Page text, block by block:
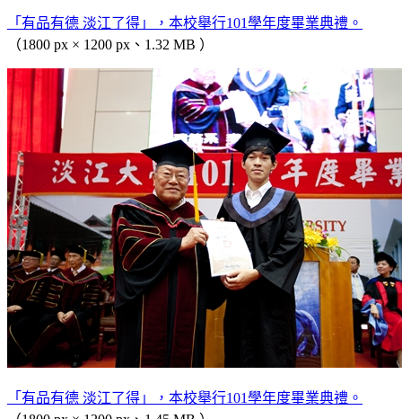
「有品有德 淡江了得」，本校舉行101學年度畢業典禮。
（1800 px × 1200 px、1.32 MB ）
「有品有德 淡江了得」，本校舉行101學年度畢業典禮。